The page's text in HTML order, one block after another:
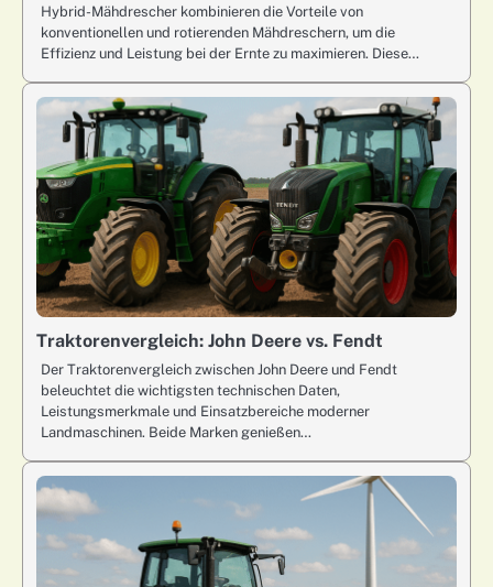
Hybrid-Mähdrescher kombinieren die Vorteile von
konventionellen und rotierenden Mähdreschern, um die
Effizienz und Leistung bei der Ernte zu maximieren. Diese…
Traktorenvergleich: John Deere vs. Fendt
Der Traktorenvergleich zwischen John Deere und Fendt
beleuchtet die wichtigsten technischen Daten,
Leistungsmerkmale und Einsatzbereiche moderner
Landmaschinen. Beide Marken genießen…